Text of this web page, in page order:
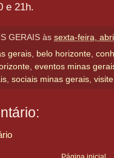
e 21h.
GERAIS às sexta-feira,
gerais belo horizonte
eventos minas
sociais minas gerais